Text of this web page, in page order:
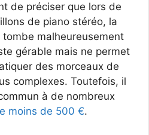
de préciser que lors de
de piano stéréo, la
malheureusement
gérable mais ne permet
des morceaux de
complexes. Toutefois, il
à de nombreux
moins de 500 €.